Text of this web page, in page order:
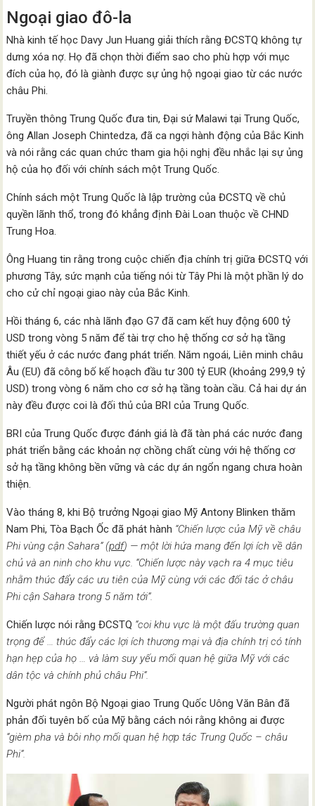
Ngoại giao đô-la
Nhà kinh tế học Davy Jun Huang giải thích rằng ĐCSTQ không tự
dưng xóa nợ. Họ đã chọn thời điểm sao cho phù hợp với mục
đích của họ, đó là giành được sự ủng hộ ngoại giao từ các nước
châu Phi.
Truyền thông Trung Quốc đưa tin, Đại sứ Malawi tại Trung Quốc,
ông Allan Joseph Chintedza, đã ca ngợi hành động của Bắc Kinh
và nói rằng các quan chức tham gia hội nghị đều nhắc lại sự ủng
hộ của họ đối với chính sách một Trung Quốc.
Chính sách một Trung Quốc là lập trường của ĐCSTQ về chủ
quyền lãnh thổ, trong đó khẳng định Đài Loan thuộc về CHND
Trung Hoa.
Ông Huang tin rằng trong cuộc chiến địa chính trị giữa ĐCSTQ với
phương Tây, sức mạnh của tiếng nói từ Tây Phi là một phần lý do
cho cử chỉ ngoại giao này của Bắc Kinh.
Hồi tháng 6, các nhà lãnh đạo G7 đã cam kết huy động 600 tỷ
USD trong vòng 5 năm để tài trợ cho hệ thống cơ sở hạ tầng
thiết yếu ở các nước đang phát triển. Năm ngoái, Liên minh châu
Âu (EU) đã công bố kế hoạch đầu tư 300 tỷ EUR (khoảng 299,9 tỷ
USD) trong vòng 6 năm cho cơ sở hạ tầng toàn cầu. Cả hai dự án
này đều được coi là đối thủ của BRI của Trung Quốc.
BRI của Trung Quốc được đánh giá là đã tàn phá các nước đang
phát triển bằng các khoản nợ chồng chất cùng với hệ thống cơ
sở hạ tầng không bền vững và các dự án ngổn ngang chưa hoàn
thiện.
Vào tháng 8, khi Bộ trưởng Ngoại giao Mỹ Antony Blinken thăm
Nam Phi, Tòa Bạch Ốc đã phát hành “Chiến lược của Mỹ về châu
Phi vùng cận Sahara” (pdf) — một lời hứa mang đến lợi ích về dân
chủ và an ninh cho khu vực. “Chiến lược này vạch ra 4 mục tiêu
nhằm thúc đẩy các ưu tiên của Mỹ cùng với các đối tác ở châu
Phi cận Sahara trong 5 năm tới”.
Chiến lược nói rằng ĐCSTQ “coi khu vực là một đấu trường quan
trọng để … thúc đẩy các lợi ích thương mại và địa chính trị có tính
hạn hẹp của họ … và làm suy yếu mối quan hệ giữa Mỹ với các
dân tộc và chính phủ châu Phi”.
Người phát ngôn Bộ Ngoại giao Trung Quốc Uông Văn Bân đã
phản đối tuyên bố của Mỹ bằng cách nói rằng không ai được
“gièm pha và bôi nhọ mối quan hệ hợp tác Trung Quốc – châu
Phi”.